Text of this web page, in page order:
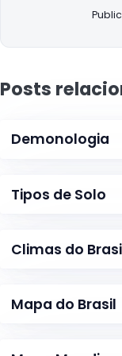
Posts
Demonologia
Tipos de Solo
Climas do
Mapa do Brasil